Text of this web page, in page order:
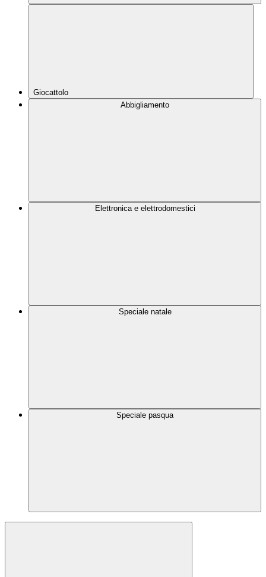
Giocattolo
Abbigliamento
Elettronica e elettrodomestici
Speciale natale
Speciale pasqua